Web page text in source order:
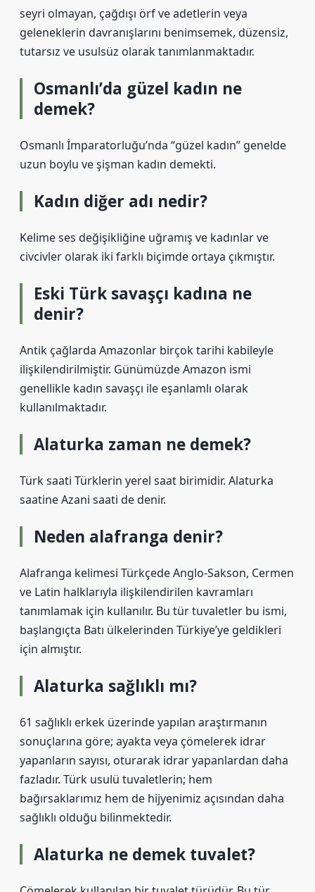
seyri olmayan, çağdışı örf ve adetlerin veya
geleneklerin davranışlarını benimsemek, düzensiz,
tutarsız ve usulsüz olarak tanımlanmaktadır.
Osmanlı’da güzel kadın ne
demek?
Osmanlı İmparatorluğu’nda “güzel kadın” genelde
uzun boylu ve şişman kadın demekti.
Kadın diğer adı nedir?
Kelime ses değişikliğine uğramış ve kadınlar ve
civcivler olarak iki farklı biçimde ortaya çıkmıştır.
Eski Türk savaşçı kadına ne
denir?
Antik çağlarda Amazonlar birçok tarihi kabileyle
ilişkilendirilmiştir. Günümüzde Amazon ismi
genellikle kadın savaşçı ile eşanlamlı olarak
kullanılmaktadır.
Alaturka zaman ne demek?
Türk saati Türklerin yerel saat birimidir. Alaturka
saatine Azani saati de denir.
Neden alafranga denir?
Alafranga kelimesi Türkçede Anglo-Sakson, Cermen
ve Latin halklarıyla ilişkilendirilen kavramları
tanımlamak için kullanılır. Bu tür tuvaletler bu ismi,
başlangıçta Batı ülkelerinden Türkiye’ye geldikleri
için almıştır.
Alaturka sağlıklı mı?
61 sağlıklı erkek üzerinde yapılan araştırmanın
sonuçlarına göre; ayakta veya çömelerek idrar
yapanların sayısı, oturarak idrar yapanlardan daha
fazladır. Türk usulü tuvaletlerin; hem
bağırsaklarımız hem de hijyenimiz açısından daha
sağlıklı olduğu bilinmektedir.
Alaturka ne demek tuvalet?